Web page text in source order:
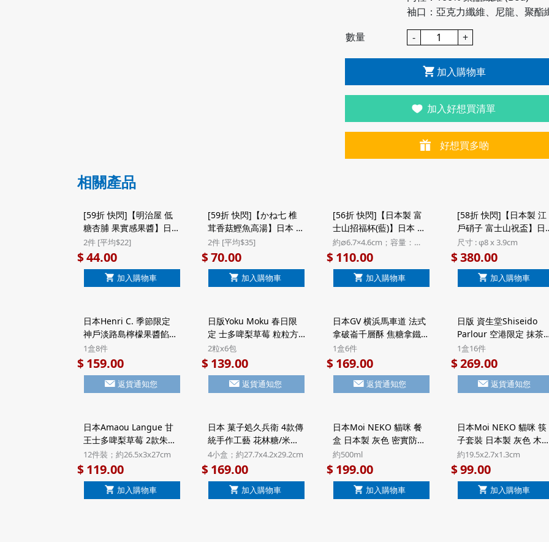
袖口：亞克力纖維、尼龍、聚酯
數量
- +
加入購物車
加入好想買清單
好想買多啲
相關產品
[59折 快閃]【明治屋 低
糖杏脯 果實感果醬】日本
明治屋 低糖果實感 杏脯
果醬 150g (748) ($44/2
2件 [平均$22]
$44.00
加入購物車
[59折 快閃]【かね七 椎
茸香菇鰹魚高湯】日本 か
ね七 輕便裝 椎茸香菇鰹
魚 高湯調味粉 (50包)
2件 [平均$35]
$70.00
加入購物車
[56折 快閃]【日本製 富
士山招福杯(藍)】日本 東
洋佐佐木 富士山招福杯
藍色 日本製 清酒燒酎用
約∅6.7×4.6cm；容量：
35ml
$ 110.00
加入購物車
[58折 快閃]【日本製 江
戶硝子 富士山祝盃】日
江戶硝子 田島硝子 日本
製 富士山祝盃 藍色 玻璃
尺寸 : φ8 x 3.9cm
$380.00
加入購物車
日本Henri C. 季節限定
神戶淡路島檸檬果醬餡餅
法式Financier費南雪蛋
糕 禮盒 (1盒8件)【市集世
1盒8件
$159.00
返貨通知您
日版Yoku Moku 春日限
定 士多啤梨草莓 粒粒方
塊酥餅 禮盒 (2粒x6包)
【市集世界 - 日本市集】
2粒x6包
$139.00
返貨通知您
日本GV 横浜馬車道 法式
拿破崙千層酥 焦糖拿鐵
Latte 頂級法國Valrhona
朱古力 Millefeuille酥餅
6件)【市集世界 - 日本市
1盒6件
$ 169.00
返貨通知您
日版 資生堂Shiseido
Parlour 空港限定 抹茶
古力 黑糖忌廉夾心 7層
化酥餅 豪華鐵罐禮盒 (1
市集】
1盒16件
$269.00
返貨通知您
日本Amaou Langue 甘
王士多啤梨草莓 2款朱古
力夾心 貓舌曲奇 禮盒 12
件裝 (105)【市集世界 -
12件裝；約26.5x3x27cm
$119.00
加入購物車
日本 菓子処久兵衛 4款傳
統手作工藝 花林糖/米菓
雜錦禮盒 4小盒裝 (801)
【市集世界 - 日本市集】
4小盒；約27.7x4.2x29.2cm
$169.00
加入購物車
日本Moi NEKO 貓咪 餐
盒 日本製 灰色 密實防漏
微波爐飯盒食物盒 500ml
(316)【市集世界 - 日本市
約500ml
$ 199.00
加入購物車
日本Moi NEKO 貓咪 筷
子套裝 日本製 灰色 木
子連收納盒 (285)【市集
世界 - 日本市集】
約19.5x2.7x1.3cm
$99.00
加入購物車